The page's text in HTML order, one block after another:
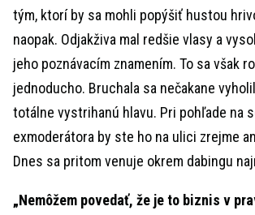
tým, ktorí by sa mohli popýšiť hustou
naopak. Odjakživa mal redšie vlasy a
jeho poznávacím znamením. To sa však
jednoducho. Bruchala sa nečakane
totálne vystrihanú hlavu. Pri pohľade na
exmoderátora by ste ho na ulici zrejme
Dnes sa pritom venuje okrem dabingu
„Nemôžem povedať, že je to biznis v